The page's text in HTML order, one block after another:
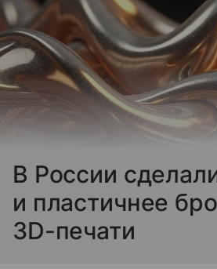
В России
и пластичнее
3D-печати